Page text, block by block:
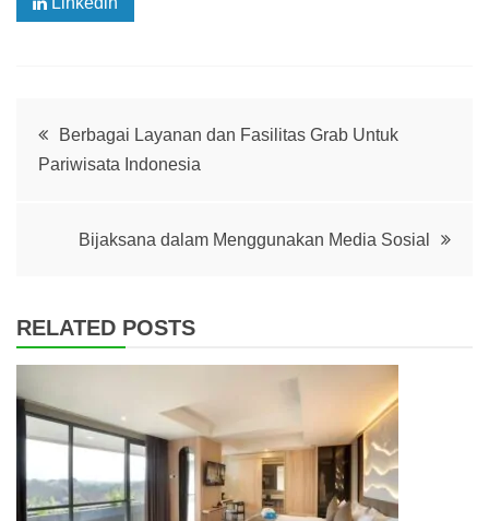
PostBerbagai Layanan dan Fasilitas Grab Untuk
Pariwisata Indonesia
Bijaksana dalam Menggunakan Media Sosial
RELATED POSTS